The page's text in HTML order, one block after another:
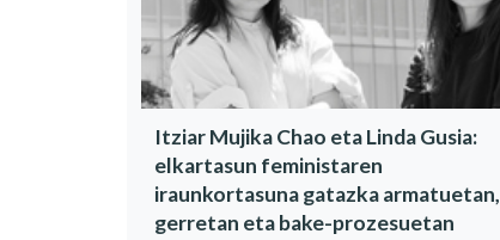
Itziar Mujika Chao eta Linda Gusia:
elkartasun feministaren
iraunkortasuna gatazka armatuetan,
gerretan eta bake-prozesuetan